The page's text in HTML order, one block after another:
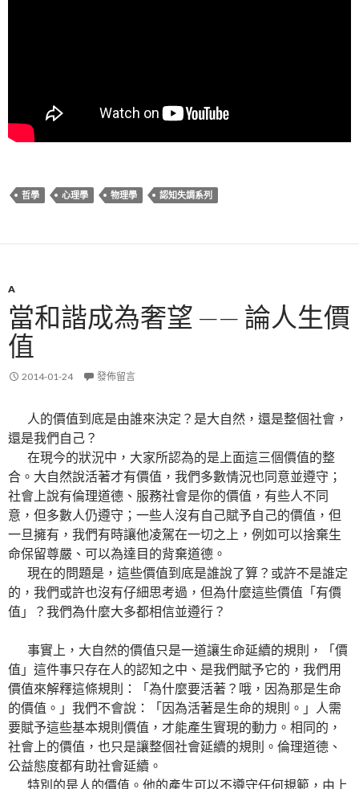
哲學 心理學 物理學 認知失調系列
A
當和諧成為奢望 —— 論人生價
值
2014-01-24 發佈留言
人的價值到底是由誰來決定？是大自然，還是整個社會，
還是我們自己？
在現今的狀況中，大家所認為的是上面這三個價值的整
合。大自然說活著才有價值，我們多數情況也同意並遵守；
社會上說有倫理道德、服務社會是你的價值，有些人不同
意，但多數人仍遵守；一些人沒有自己賦予自己的價值，但
一旦擁有，我們有時讓他凌駕在一切之上，例如可以捨棄生
命保留尊嚴、可以為達目的背棄道德。
現在的問題是，這些價值到底是誰說了算？或許不是誰定
的，我們或許也沒有仔細思考過，但為什麼這些價值「有價
值」？我們為什麼大多都相信並遵行？
事實上，大自然的價值只是一道讓生命延續的規則，「價
值」這件事只存在人的認知之中、是我們賦予它的，我們用
價值來解釋這條規則：「為什麼要活著？哦，因為那是生命
的價值。」我們不會說：「因為活著是生命的規則。」人需
要賦予這些基本規則價值，才能產生實現的動力。相同的，
社會上的價值，也只是讓整個社會延續的規則。倫理道德、
公益態度都有助社會延續。
特別的是人的價值。他的產生可以不遵守任何規範，由上